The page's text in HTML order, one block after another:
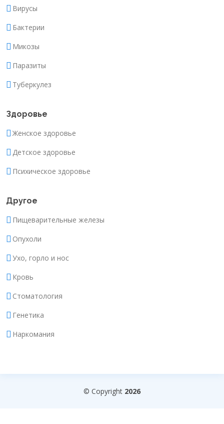
Вирусы
Бактерии
Микозы
Паразиты
Туберкулез
Здоровье
Женское здоровье
Детское здоровье
Психическое здоровье
Другое
Пищеварительные железы
Опухоли
Ухо, горло и нос
Кровь
Стоматология
Генетика
Наркомания
© Copyright 2026